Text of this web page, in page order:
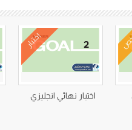
اختبار
اختبار نهائي انجليزي